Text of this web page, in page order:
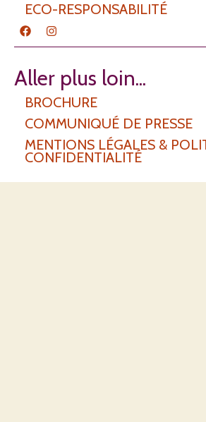
ECO-RESPONSABILITÉ
F
a
c
b
o
k
I
n
s
g
a
Aller plus loin...
BROCHURE
COMMUNIQUÉ DE PRESSE
MENTIONS LÉGALES &
CONFIDENTIALITÉ